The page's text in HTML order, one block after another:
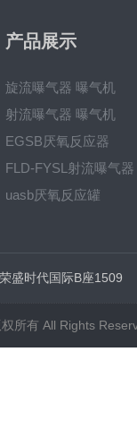
产品展示
旋流曝气器 曝气机
射流曝气器 曝气机
EGSB厌氧反应器
FLD-FYSL射流曝气器
uasb厌氧反应罐
盛时代国际B座1509
所有 All Rights